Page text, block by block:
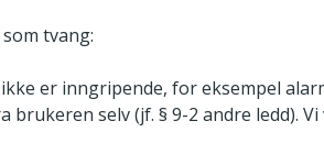
tvang:
er inngripende, for eksempel
brukeren selv (jf. § 9-2 andre ledd). Vi